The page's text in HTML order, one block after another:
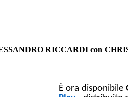
RICCARDI con
È ora disponibile